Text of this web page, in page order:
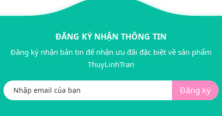
ĐĂNG KÝ NHẬN THÔNG TIN
Đăng ký nhận bản tin để nhận ưu đãi đặc biệt về sản phẩm
ThuyLinhTran
Đăng ký